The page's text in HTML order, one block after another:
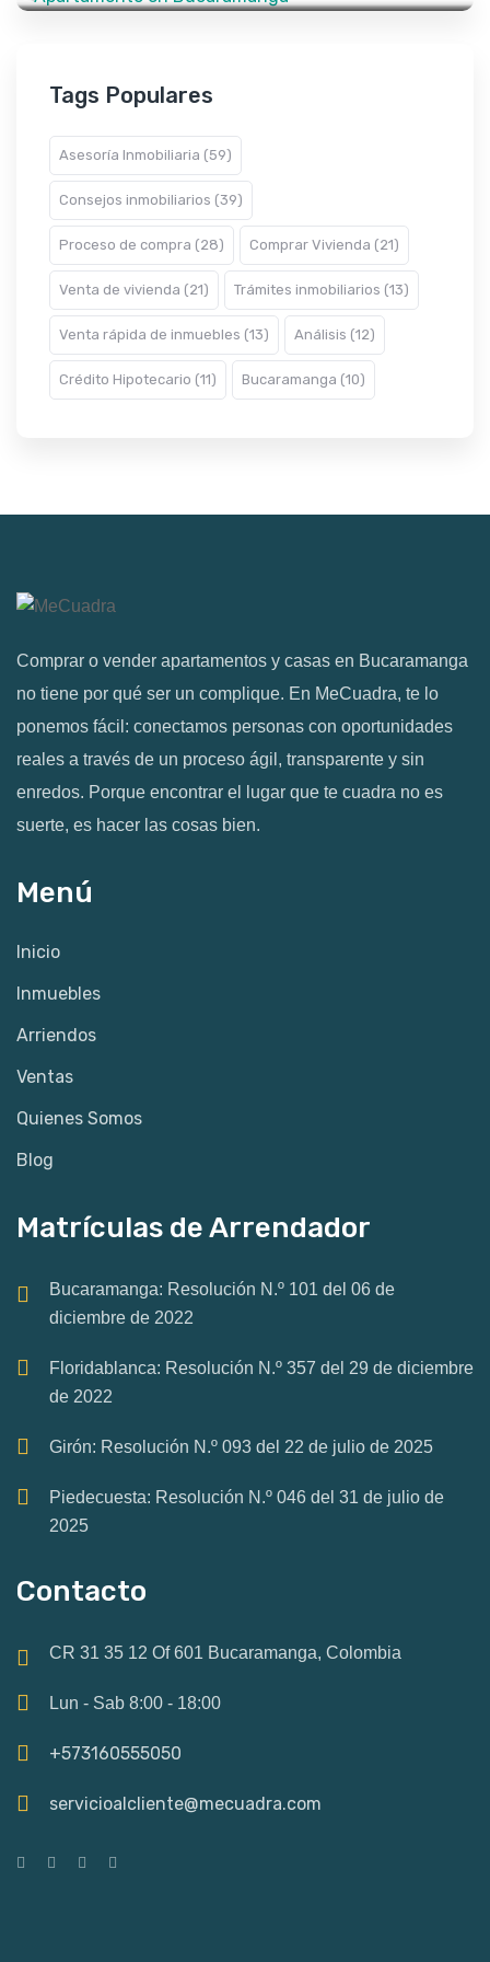
Tags Populares
Asesoría Inmobiliaria (59)
Consejos inmobiliarios (39)
Proceso de compra (28) Comprar Vivienda (21)
Venta de vivienda (21) Trámites inmobiliarios (13)
Venta rápida de inmuebles (13) Análisis (12)
Crédito Hipotecario (11) Bucaramanga (10)
Comprar o vender apartamentos y casas en Bucaramanga
no tiene por qué ser un complique. En MeCuadra, te lo
ponemos fácil: conectamos personas con oportunidades
reales a través de un proceso ágil, transparente y sin
enredos. Porque encontrar el lugar que te cuadra no es
suerte, es hacer las cosas bien.
Menú
Inicio
Inmuebles
Arriendos
Ventas
Quienes Somos
Blog
Matrículas de Arrendador
Bucaramanga: Resolución N.º 101 del 06 de
diciembre de 2022
Floridablanca: Resolución N.º 357 del 29 de diciembre
de 2022
Girón: Resolución N.º 093 del 22 de julio de 2025
Piedecuesta: Resolución N.º 046 del 31 de julio de
2025
Contacto
CR 31 35 12 Of 601 Bucaramanga, Colombia
Lun - Sab 8:00 - 18:00
+573160555050
servicioalcliente@mecuadra.com